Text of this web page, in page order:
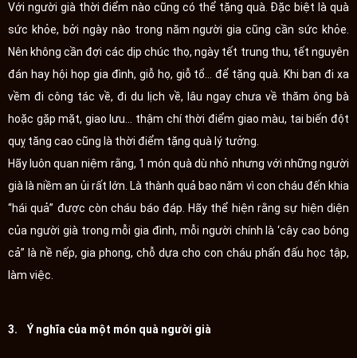
Với người già thời điểm nào cũng có thể tặng quà. Đặc biệt là quà
sức khỏe, bởi ngày nào trong năm người gia cũng cần sức khỏe.
Nên không cần đợi các dịp chúc thọ, ngày tết trung thu, tết nguyên
đán hay hội họp gia đình, giỗ họ, giỗ tổ... để tặng quà. Khi bạn đi xa
vềm đi công tác về, đi du lịch về, lâu ngay chưa về thăm ông bà
hoặc gặp mặt, giao lưu... thậm chí thời điểm giao màu, tai biến đột
quỵ tăng cao cũng là thời điểm tặng quà lý tưởng.
Hãy luôn quan niệm rằng, 1 món quà dù nhỏ nhưng với những người
già là niềm an ủi rất lớn. Là thành quả bao năm vì con cháu đến khia
“hái quả” được còn cháu báo đáp. Hãy thể hiện rằng sự hiện diện
của người già trong mỗi gia đình, mỗi người chính là ‘cây cao bóng
cả” là nề nếp, gia phong, chỗ dựa cho con cháu phấn đấu học tập,
làm việc.
3. Ý nghĩa của một món quà người già